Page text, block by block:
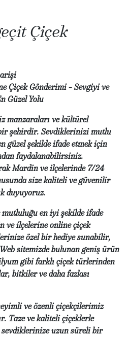
Çiçek
Çiçek Gönderimi - Sevgiyi ve
Güzel Yolu
manzaraları ve kültürel
şehirdir. Sevdiklerinizi mutlu
güzel şekilde ifade etmek için
faydalanabilirsiniz.
Mardin ve ilçelerinde 7/24
size kaliteli ve güvenilir
duyuyoruz.
mutluluğu en iyi şekilde ifade
ve ilçelerine online çiçek
özel bir hediye sunabilir,
sitemizde bulunan geniş ürün
gibi farklı çiçek türlerinden
bitkiler ve daha fazlası
ve özenli çiçekçilerimiz
Taze ve kaliteli çiçeklerle
uzun süreli bir